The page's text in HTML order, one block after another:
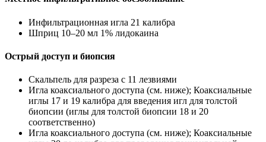
Инфильтрационная игла 21 калибра
Шприц 10–20 мл 1% лидокаина
Острый доступ и биопсия
Скальпель для разреза с 11 лезвиями
Игла коаксиального доступа (см. ниже); Коаксиальные
иглы 17 и 19 калибра для введения игл для толстой
биопсии (иглы для толстой биопсии 18 и 20
соответственно)
Игла коаксиального доступа (см. ниже); Коаксиальные